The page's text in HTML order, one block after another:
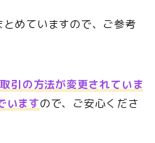
めていますので、ご参考
引の方法が変更されていま
いますので、ご安心くださ